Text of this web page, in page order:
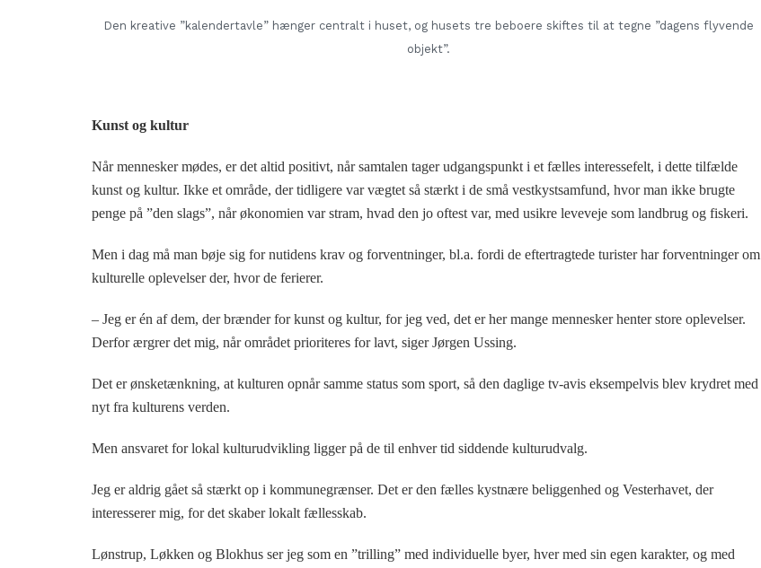
Den kreative ”kalendertavle” hænger centralt i huset, og husets tre beboere skiftes til at tegne ”dagens flyvende
objekt”.
Kunst og kultur
Når mennesker mødes, er det altid positivt, når samtalen tager udgangspunkt i et fælles interessefelt, i dette tilfælde
kunst og kultur. Ikke et område, der tidligere var vægtet så stærkt i de små vestkystsamfund, hvor man ikke brugte
penge på ”den slags”, når økonomien var stram, hvad den jo oftest var, med usikre leveveje som landbrug og fiskeri.
Men i dag må man bøje sig for nutidens krav og forventninger, bl.a. fordi de eftertragtede turister har forventninger om
kulturelle oplevelser der, hvor de ferierer.
– Jeg er én af dem, der brænder for kunst og kultur, for jeg ved, det er her mange mennesker henter store oplevelser.
Derfor ærgrer det mig, når området prioriteres for lavt, siger Jørgen Ussing.
Det er ønsketænkning, at kulturen opnår samme status som sport, så den daglige tv-avis eksempelvis blev krydret med
nyt fra kulturens verden.
Men ansvaret for lokal kulturudvikling ligger på de til enhver tid siddende kulturudvalg.
Jeg er aldrig gået så stærkt op i kommunegrænser. Det er den fælles kystnære beliggenhed og Vesterhavet, der
interesserer mig, for det skaber lokalt fællesskab.
Lønstrup, Løkken og Blokhus ser jeg som en ”trilling” med individuelle byer, hver med sin egen karakter, og med